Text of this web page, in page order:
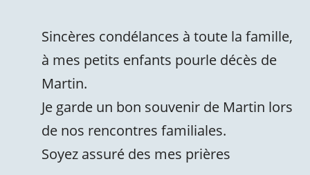
Sincères condélances à toute la famille,
à mes petits enfants pourle décès de
Martin.
Je garde un bon souvenir de Martin lors
de nos rencontres familiales.
Soyez assuré des mes prières